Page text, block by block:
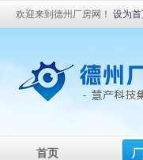
欢迎来到德州厂房网！ 设为
首页